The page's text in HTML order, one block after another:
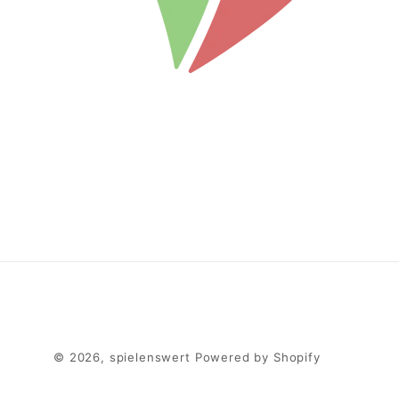
© 2026, spielenswert Powered by Shopify